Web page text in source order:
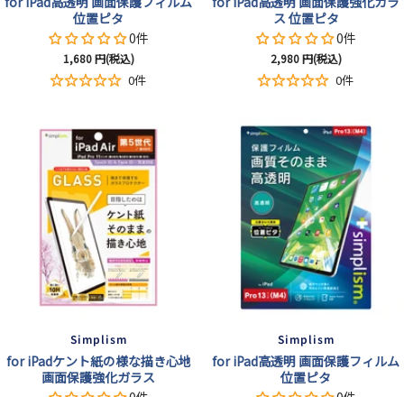
位置ピタ
0件
セ
ー
格
1,680円(税込)
0件
ス 位置ピタ
0件
セ
ー
格
2,980円(税込)
0件
Simplism
for iPadケント紙の様な描き心地
画面保護強化ガラス
Simplism
for iPad高透明 画面保護フィルム
位置ピタ